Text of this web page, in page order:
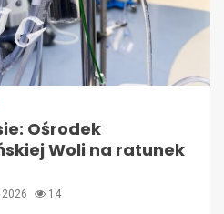
Ośrodek
Woli na ratunek
14